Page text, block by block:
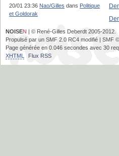
20/01 23:36 Nao/Gilles dans Politique
et Goldorak
NOISEN | © René-Gilles Deberdt 2005-2012.
Propulsé par un SMF 2.0 RC4 modifié | SMF
Page générée en 0.046 secondes avec 30
XHTML
Flux RSS